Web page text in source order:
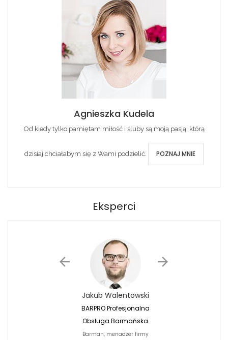
Agnieszka Kudela
Od kiedy tylko pamiętam miłość i śluby są moją pasją, którą
dzisiaj chciałabym się z Wami podzielić. POZNAJ MNIE
Eksperci
Jakub Walentowski
BARPRO Profesjonalna
Obsługa Barmańska
Barman, menadżer firmy